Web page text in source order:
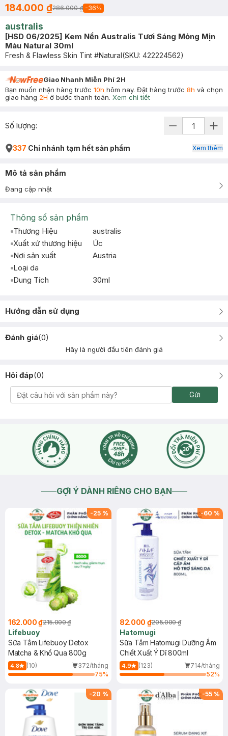
184.000 ₫286.000 ₫ -36%
australis
[HSD 06/2025] Kem Nền Australis Tươi Sáng Mỏng Mịn
Màu Natural 30ml
Fresh & Flawless Skin Tint #Natural(SKU: 422224562)
Giao Nhanh Miễn Phí 2H
Bạn muốn nhận hàng trước 10h hôm nay. Đặt hàng trước 8h và chọn
giao hàng 2H ở bước thanh toán. Xem chi tiết
Số lượng:
337 Chi nhánh tạm hết sản phẩm Xem thêm
Mô tả sản phẩm
Đang cập nhật
Thông số sản phẩm
Thương Hiệu
australis
Xuất xứ thương hiệu
Úc
Nơi sản xuất
Austria
Loại da
Dung Tích
30ml
Hướng dẫn sử dụng
Đánh giá(0)
Hãy là người đầu tiên đánh giá
Hỏi đáp(0)
Gửi
GỢI Ý DÀNH RIÊNG CHO BẠN
-25 %
162.000 ₫215.000 ₫
Lifebuoy
Sữa Tắm Lifebuoy Detox
Matcha & Khổ Qua 800g
4.8 (10)
372/tháng
75%
-60 %
82.000 ₫205.000 ₫
Hatomugi
Sữa Tắm Hatomugi Dưỡng Ẩm
Chiết Xuất Ý Dĩ 800ml
4.9 (123)
714/tháng
52%
-20 % -55 %